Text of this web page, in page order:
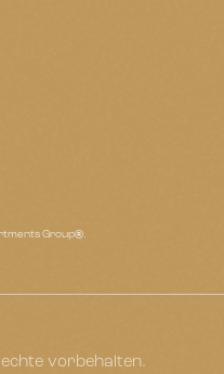
Group®.
vorbehalten.